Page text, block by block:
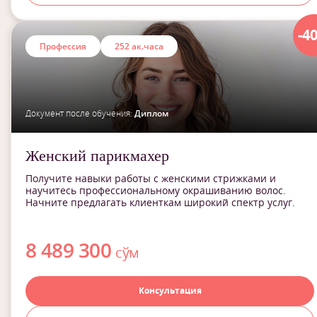
-
Профессия 252 ак.часа
Документ после обучения: Диплом
Женский парикмахер
Получите навыки работы с женскими стрижками и
научитесь профессиональному окрашиванию волос.
Начните предлагать клиенткам широкий спектр услуг.
8 489 300 сўм
Консультация